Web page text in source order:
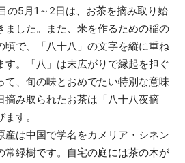
の5月1～2日は、お茶を摘み取り始
ました。また、米を作るための稲の
頃で、「八十八」の文字を縦に重ね
す。「八」は末広がりで縁起を担ぐ
て、旬の味とおめでたい特別な意味
摘み取られたお茶は「八十八夜摘
す。
は中国で学名をカメリア・シネン
常緑樹です。自宅の庭には茶の木が